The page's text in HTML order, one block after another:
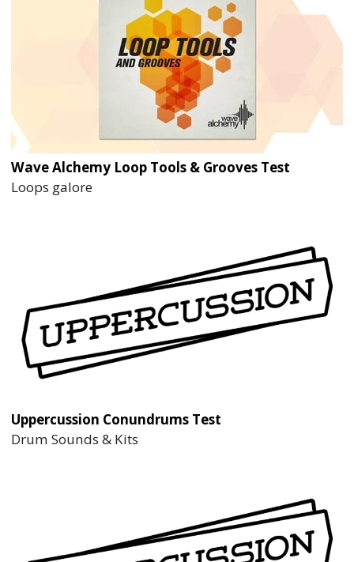
Wave Alchemy Loop Tools & Grooves Test
Loops galore
Uppercussion Conundrums Test
Drum Sounds & Kits